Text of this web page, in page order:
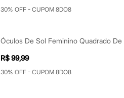
30% OFF - CUPOM 8DO8
R$ 99,99
30% OFF - CUPOM 8DO8